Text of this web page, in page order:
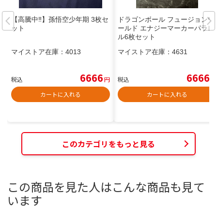
【高騰中‼️】孫悟空少年期 3枚セ
ット
マイストア在庫： 4013
税込 6666円
カートに入れる
ドラゴンボール フュージョンワ
ールド エナジーマーカーパラレ
ル6枚セット
マイストア在庫： 4631
税込 6666
カートに入れる
このカテゴリをもっと見る
この商品を見た人はこんな商品も見て
います